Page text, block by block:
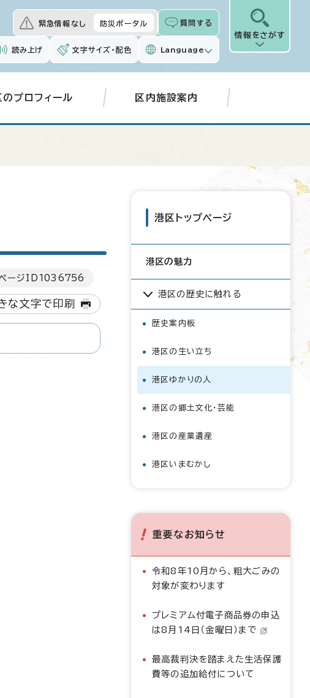
緊急情報なし 防災ポータル 質問する
読み上げ 文字サイズ・配色 Language
情報をさがす
のプロフィール 区内施設案内
ージID 1036756
な文字で印刷
港区トップページ
港区の魅力
港区の歴史に触れる
歴史案内板
港区の生い立ち
港区ゆかりの人
港区の郷土文化・芸能
港区の産業遺産
港区いまむかし
重要なお知らせ
令和8年10月から、粗大ごみの
対象が変わります
プレミアム付電子商品券の申込
は8月14日（金曜日）まで
最高裁判決を踏まえた生活保護
費等の追加給付について